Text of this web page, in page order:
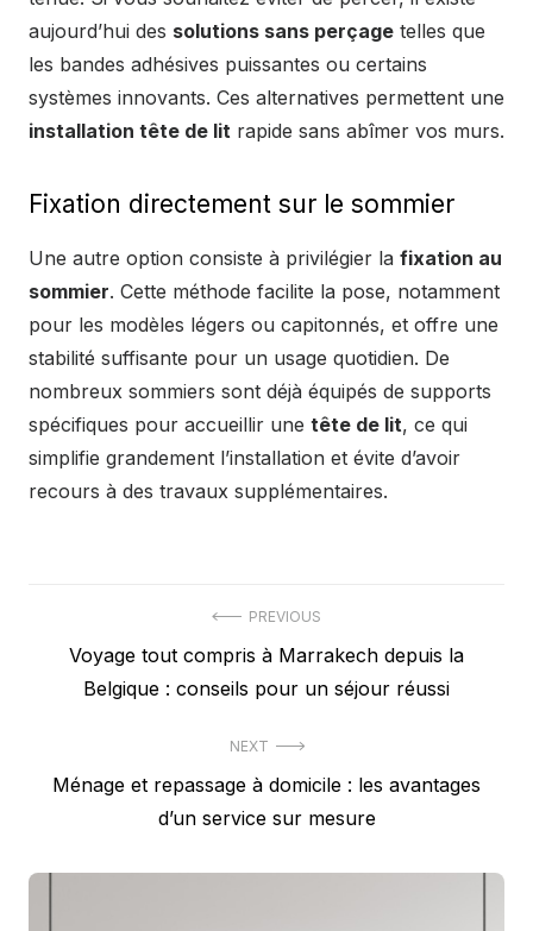
aujourd’hui des solutions sans perçage telles que
les bandes adhésives puissantes ou certains
systèmes innovants. Ces alternatives permettent une
installation tête de lit rapide sans abîmer vos murs.
Fixation directement sur le sommier
Une autre option consiste à privilégier la fixation au
sommier. Cette méthode facilite la pose, notamment
pour les modèles légers ou capitonnés, et offre une
stabilité suffisante pour un usage quotidien. De
nombreux sommiers sont déjà équipés de supports
spécifiques pour accueillir une tête de lit, ce qui
simplifie grandement l’installation et évite d’avoir
recours à des travaux supplémentaires.
l’article
PREVIOUS
Previous
Voyage tout compris à Marrakech depuis la
Belgique : conseils pour un séjour réussi
NEXT
Next
Ménage et repassage à domicile : les avantages
d’un service sur mesure